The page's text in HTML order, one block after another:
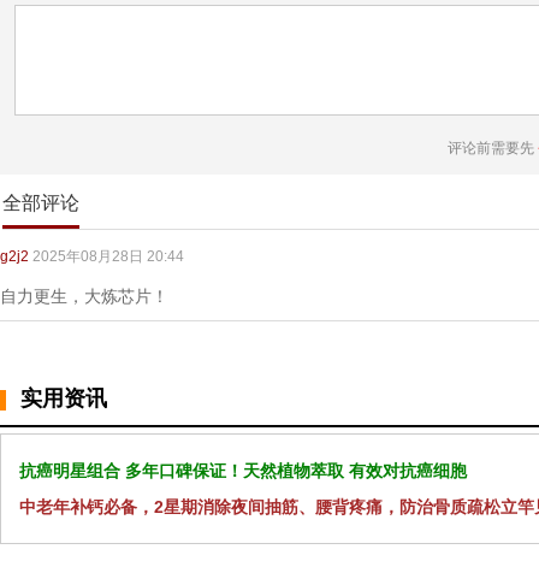
评论前需要先
全部评论
g2j2 2025年08月28日 20:44
自力更生，大炼芯片！
实用资讯
抗癌明星组合 多年口碑保证！天然植物萃取 有效对抗癌细胞
中老年补钙必备，2星期消除夜间抽筋、腰背疼痛，防治骨质疏松立竿